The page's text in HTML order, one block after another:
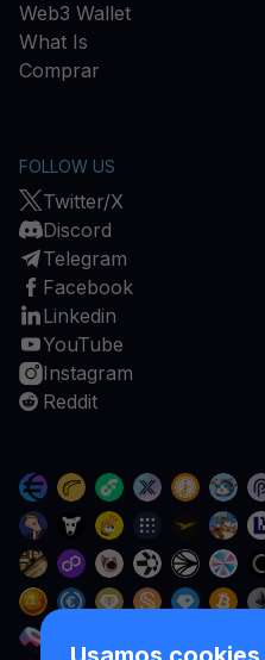
Web3 Wallet
What Is
Comprar
FOLLOW US
Twitter/X
Discord
Telegram
Facebook
Linkedin
YouTube
Instagram
Reddit